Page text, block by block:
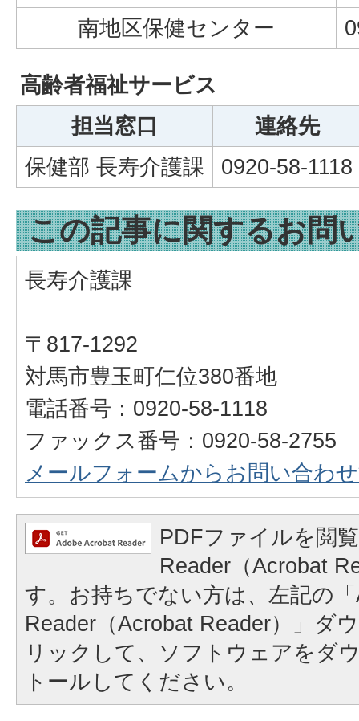
南地区保健センター
高齢者福祉サービス
担当窓口
連絡先
保健部 長寿介護課
0920-58-1118
この記事に関するお問
長寿介護課
〒817-1292
対馬市豊玉町仁位380番地
電話番号：0920-58-1118
ファックス番号：0920-58-2755
メールフォームからお問い合わ
PDFファイルを閲
Reader（Acrobat
す。お持ちでない方は、左記の
Reader（Acrobat Reader）」ダ
リックして、ソフトウェアをダ
トールしてください。